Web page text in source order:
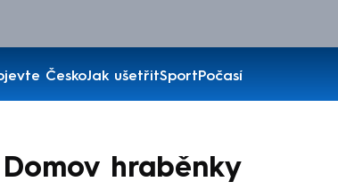
ČeskoJak ušetřitSportPočasí
hraběnky